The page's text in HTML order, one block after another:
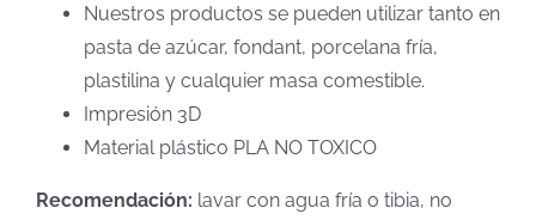
Nuestros productos se pueden utilizar tanto en
pasta de azúcar, fondant, porcelana fría,
plastilina y cualquier masa comestible.
Impresión 3D
Material plástico PLA NO TOXICO
Recomendación: lavar con agua fría o tibia, no